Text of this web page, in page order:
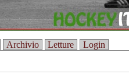
Archivio Letture Login